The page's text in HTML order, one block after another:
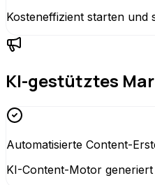
Kosteneffizient starten
KI-gestütztes
Automatisierte Content-
KI-Content-Motor